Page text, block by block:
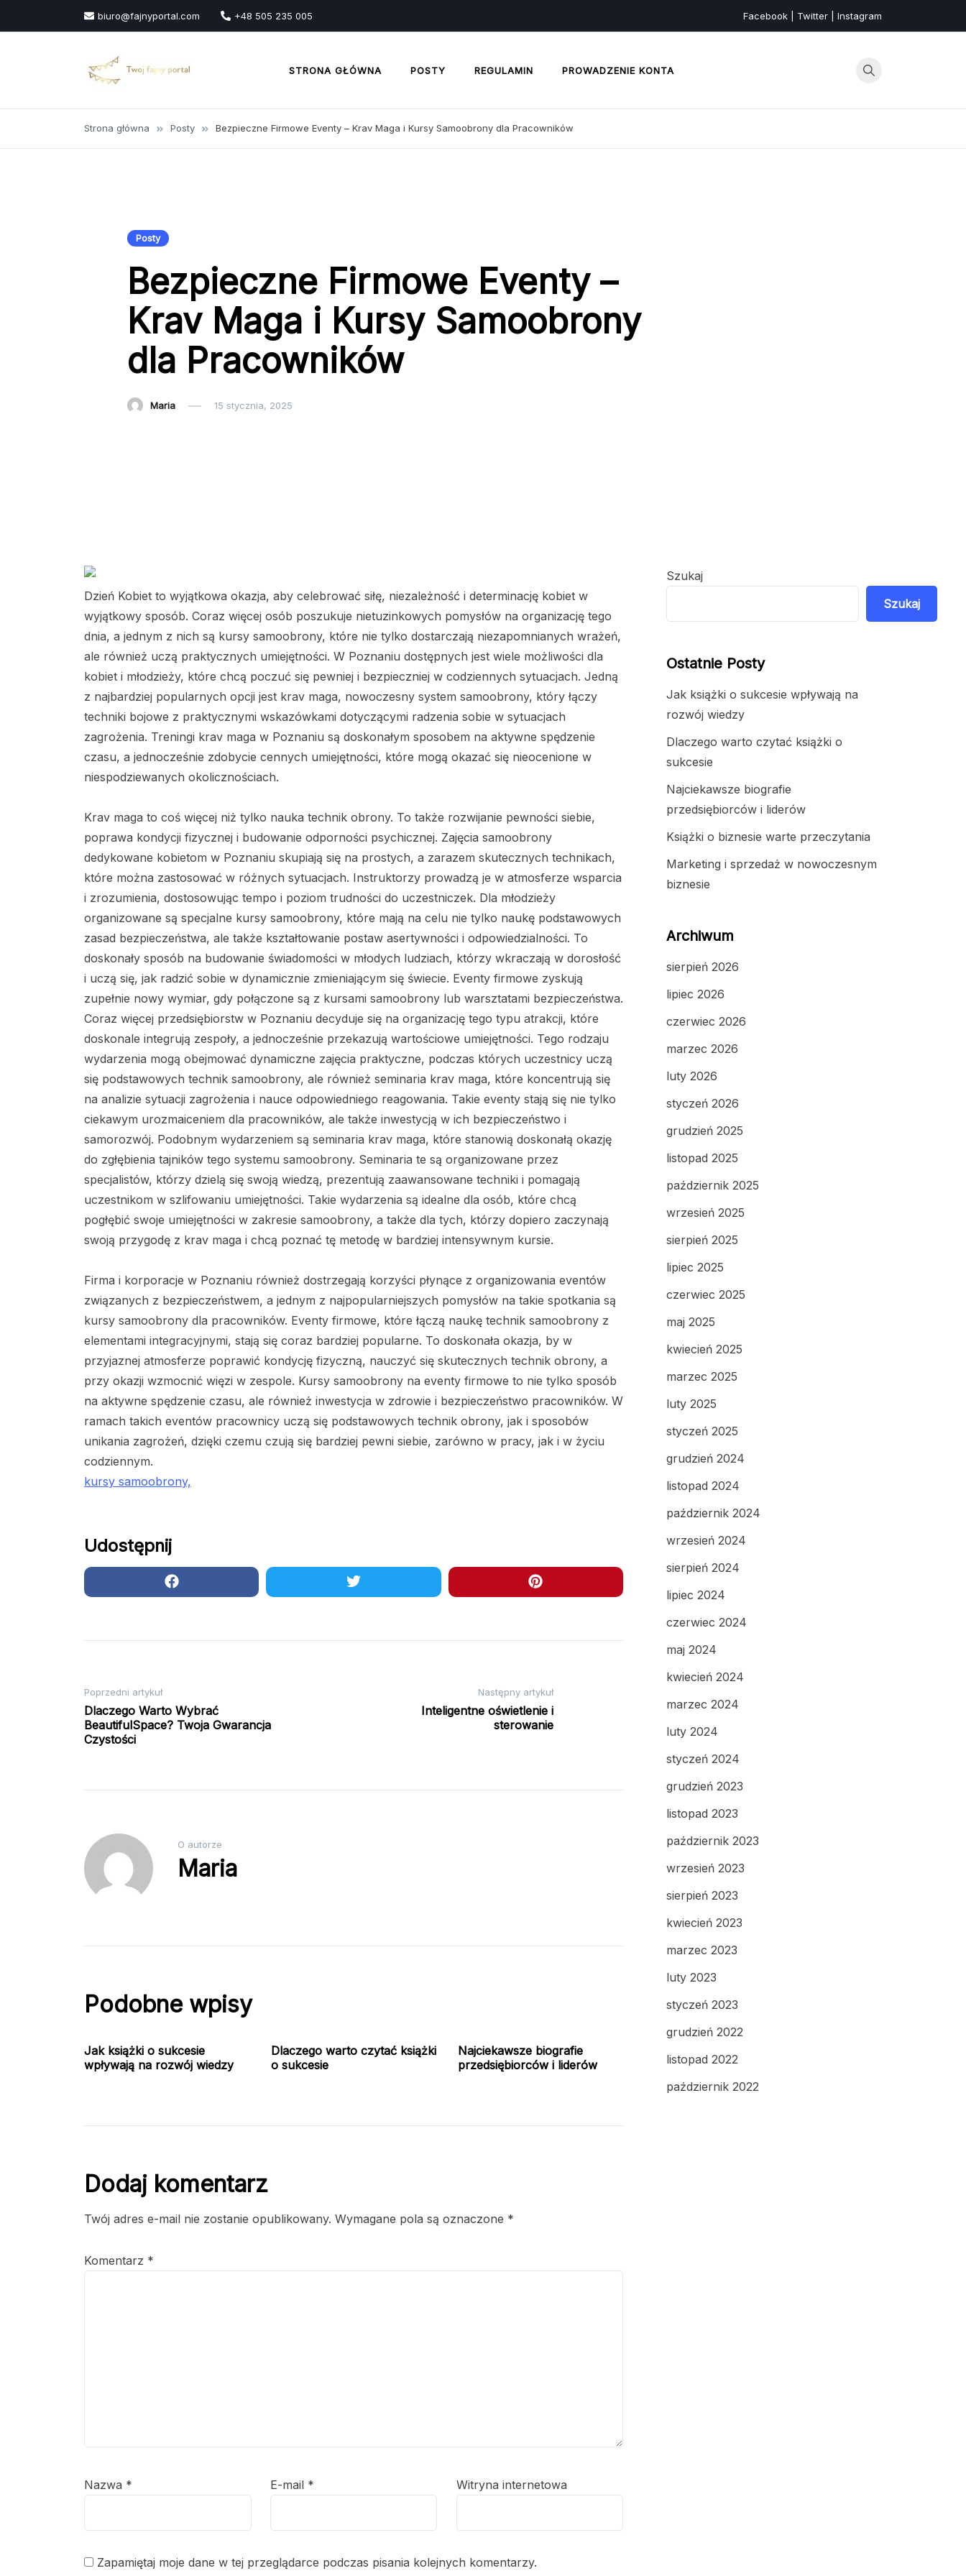
do
biuro@fajnyportal.com +48 505 235 005 Facebook | Twitter | Instagram
STRONA GŁÓWNA POSTY REGULAMIN PROWADZENIE KONTA
Strona główna Posty Bezpieczne Firmowe Eventy – Krav Maga i Kursy Samoobrony dla Pracowników
Posty
Bezpieczne Firmowe Eventy –
Krav Maga i Kursy Samoobrony
dla Pracowników
Maria 15 stycznia, 2025
Dzień Kobiet to wyjątkowa okazja, aby celebrować siłę, niezależność i determinację kobiet w
wyjątkowy sposób. Coraz więcej osób poszukuje nietuzinkowych pomysłów na organizację tego
dnia, a jednym z nich są kursy samoobrony, które nie tylko dostarczają niezapomnianych wrażeń,
ale również uczą praktycznych umiejętności. W Poznaniu dostępnych jest wiele możliwości dla
kobiet i młodzieży, które chcą poczuć się pewniej i bezpieczniej w codziennych sytuacjach. Jedną
z najbardziej popularnych opcji jest krav maga, nowoczesny system samoobrony, który łączy
techniki bojowe z praktycznymi wskazówkami dotyczącymi radzenia sobie w sytuacjach
zagrożenia. Treningi krav maga w Poznaniu są doskonałym sposobem na aktywne spędzenie
czasu, a jednocześnie zdobycie cennych umiejętności, które mogą okazać się nieocenione w
niespodziewanych okolicznościach.
Krav maga to coś więcej niż tylko nauka technik obrony. To także rozwijanie pewności siebie,
poprawa kondycji fizycznej i budowanie odporności psychicznej. Zajęcia samoobrony
dedykowane kobietom w Poznaniu skupiają się na prostych, a zarazem skutecznych technikach,
które można zastosować w różnych sytuacjach. Instruktorzy prowadzą je w atmosferze wsparcia
i zrozumienia, dostosowując tempo i poziom trudności do uczestniczek. Dla młodzieży
organizowane są specjalne kursy samoobrony, które mają na celu nie tylko naukę podstawowych
zasad bezpieczeństwa, ale także kształtowanie postaw asertywności i odpowiedzialności. To
doskonały sposób na budowanie świadomości w młodych ludziach, którzy wkraczają w dorosłość
i uczą się, jak radzić sobie w dynamicznie zmieniającym się świecie. Eventy firmowe zyskują
zupełnie nowy wymiar, gdy połączone są z kursami samoobrony lub warsztatami bezpieczeństwa.
Coraz więcej przedsiębiorstw w Poznaniu decyduje się na organizację tego typu atrakcji, które
doskonale integrują zespoły, a jednocześnie przekazują wartościowe umiejętności. Tego rodzaju
wydarzenia mogą obejmować dynamiczne zajęcia praktyczne, podczas których uczestnicy uczą
się podstawowych technik samoobrony, ale również seminaria krav maga, które koncentrują się
na analizie sytuacji zagrożenia i nauce odpowiedniego reagowania. Takie eventy stają się nie tylko
ciekawym urozmaiceniem dla pracowników, ale także inwestycją w ich bezpieczeństwo i
samorozwój. Podobnym wydarzeniem są seminaria krav maga, które stanowią doskonałą okazję
do zgłębienia tajników tego systemu samoobrony. Seminaria te są organizowane przez
specjalistów, którzy dzielą się swoją wiedzą, prezentują zaawansowane techniki i pomagają
uczestnikom w szlifowaniu umiejętności. Takie wydarzenia są idealne dla osób, które chcą
pogłębić swoje umiejętności w zakresie samoobrony, a także dla tych, którzy dopiero zaczynają
swoją przygodę z krav maga i chcą poznać tę metodę w bardziej intensywnym kursie.
Firma i korporacje w Poznaniu również dostrzegają korzyści płynące z organizowania eventów
związanych z bezpieczeństwem, a jednym z najpopularniejszych pomysłów na takie spotkania są
kursy samoobrony dla pracowników. Eventy firmowe, które łączą naukę technik samoobrony z
elementami integracyjnymi, stają się coraz bardziej popularne. To doskonała okazja, by w
przyjaznej atmosferze poprawić kondycję fizyczną, nauczyć się skutecznych technik obrony, a
przy okazji wzmocnić więzi w zespole. Kursy samoobrony na eventy firmowe to nie tylko sposób
na aktywne spędzenie czasu, ale również inwestycja w zdrowie i bezpieczeństwo pracowników. W
ramach takich eventów pracownicy uczą się podstawowych technik obrony, jak i sposobów
unikania zagrożeń, dzięki czemu czują się bardziej pewni siebie, zarówno w pracy, jak i w życiu
codziennym.
kursy samoobrony,
Udostępnij
Nawigacja
wpisu
Poprzedni artykuł
Dlaczego Warto Wybrać
BeautifulSpace? Twoja Gwarancja
Czystości
Następny artykuł
Inteligentne oświetlenie i
sterowanie
O autorze
Maria
Podobne wpisy
Jak książki o sukcesie
wpływają na rozwój wiedzy
Dlaczego warto czytać książki
o sukcesie
Najciekawsze biografie
przedsiębiorców i liderów
Dodaj komentarz
Twój adres e-mail nie zostanie opublikowany. Wymagane pola są oznaczone *
Komentarz *
Nazwa * E-mail * Witryna internetowa
Zapamiętaj moje dane w tej przeglądarce podczas pisania kolejnych komentarzy.
Szukaj
Szukaj
Ostatnie Posty
Jak książki o sukcesie wpływają na
rozwój wiedzy
Dlaczego warto czytać książki o
sukcesie
Najciekawsze biografie
przedsiębiorców i liderów
Książki o biznesie warte przeczytania
Marketing i sprzedaż w nowoczesnym
biznesie
Archiwum
sierpień 2026
lipiec 2026
czerwiec 2026
marzec 2026
luty 2026
styczeń 2026
grudzień 2025
listopad 2025
październik 2025
wrzesień 2025
sierpień 2025
lipiec 2025
czerwiec 2025
maj 2025
kwiecień 2025
marzec 2025
luty 2025
styczeń 2025
grudzień 2024
listopad 2024
październik 2024
wrzesień 2024
sierpień 2024
lipiec 2024
czerwiec 2024
maj 2024
kwiecień 2024
marzec 2024
luty 2024
styczeń 2024
grudzień 2023
listopad 2023
październik 2023
wrzesień 2023
sierpień 2023
kwiecień 2023
marzec 2023
luty 2023
styczeń 2023
grudzień 2022
listopad 2022
październik 2022